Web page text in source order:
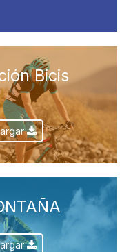
Bicis